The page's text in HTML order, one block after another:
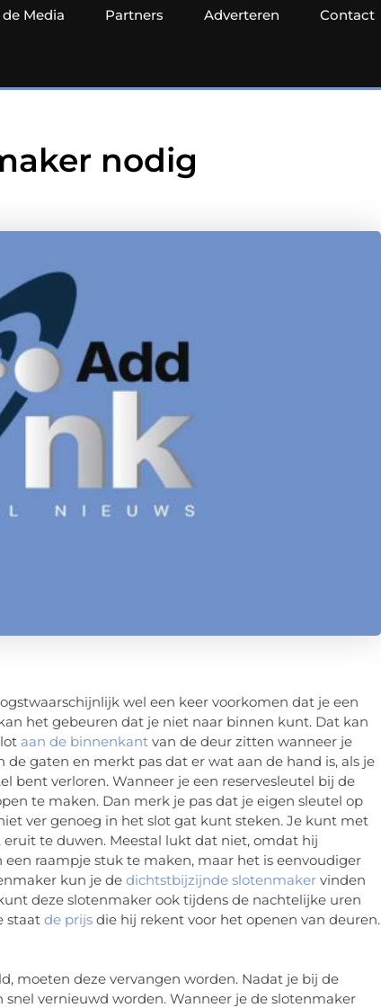
Media Partners Adverteren Contact
nodig
wel een keer voorkomen dat je een
het gebeuren dat je niet naar binnen kunt. Dat kan
aan de binnenkant van de deur zitten wanneer je
gaten en merkt pas dat er wat aan de hand is, als je
bent verloren. Wanneer je een reservesleutel bij de
te maken. Dan merk je pas dat je eigen sleutel op
ver genoeg in het slot gat kunt steken. Je kunt met
te duwen. Meestal lukt dat niet, omdat hij
raampje stuk te maken, maar het is eenvoudiger
kun je de dichtstbijzijnde slotenmaker vinden
deze slotenmaker ook tijdens de nachtelijke uren
staat de prijs die hij rekent voor het openen van deuren.
moeten deze vervangen worden. Nadat je bij de
vernieuwd worden. Wanneer je de slotenmaker